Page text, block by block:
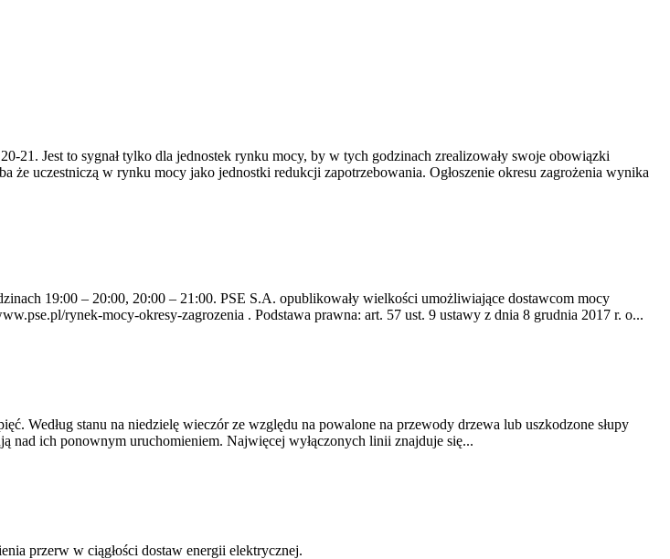
21. Jest to sygnał tylko dla jednostek rynku mocy, by w tych godzinach zrealizowały swoje obowiązki
że uczestniczą w rynku mocy jako jednostki redukcji zapotrzebowania. Ogłoszenie okresu zagrożenia wynika
19:00 – 20:00, 20:00 – 21:00. PSE S.A. opublikowały wielkości umożliwiające dostawcom mocy
rynek-mocy-okresy-zagrozenia . Podstawa prawna: art. 57 ust. 9 ustawy z dnia 8 grudnia 2017 r. o...
Według stanu na niedzielę wieczór ze względu na powalone na przewody drzewa lub uszkodzone słupy
nad ich ponownym uruchomieniem. Najwięcej wyłączonych linii znajduje się...
przerw w ciągłości dostaw energii elektrycznej.